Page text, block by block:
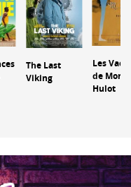
The Last
Viking
Les
de
Hulot